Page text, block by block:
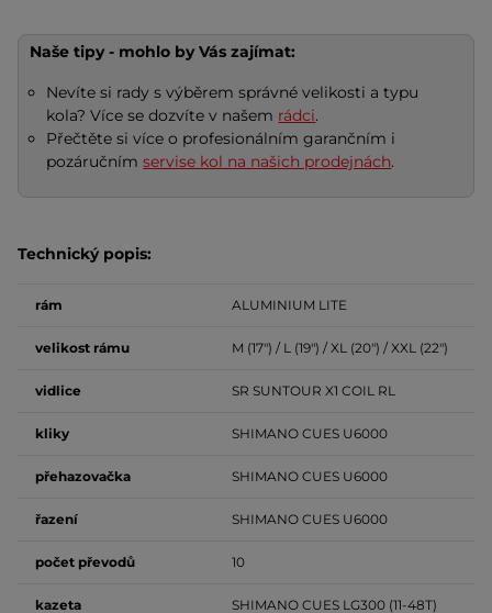
Naše tipy - mohlo by Vás zajímat:
Nevíte si rady s výběrem správné velikosti a typu
kola? Více se dozvíte v našem rádci.
Přečtěte si více o profesionálním garančním i
pozáručnímservise kol na našich prodejnách.
Technický popis:
rám ALUMINIUM LITE
velikost rámu M (17") / L (19") / XL (20") / XXL (22")
vidlice SR SUNTOUR X1 COIL RL
kliky SHIMANO CUES U6000
přehazovačka SHIMANO CUES U6000
řazení SHIMANO CUES U6000
počet převodů 10
kazeta SHIMANO CUES LG300 (11-48T)